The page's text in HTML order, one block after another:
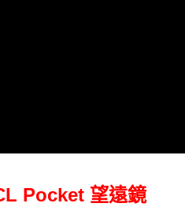
Pocket 望遠鏡